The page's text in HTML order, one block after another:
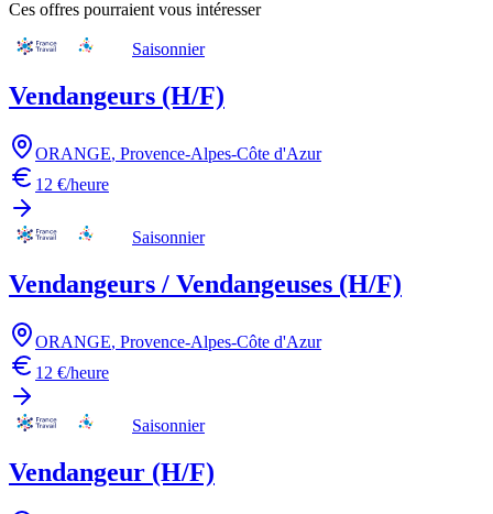
Ces offres pourraient vous intéresser
Saisonnier
Vendangeurs (H/F)
ORANGE, Provence-Alpes-Côte d'Azur
12 €/heure
Saisonnier
Vendangeurs / Vendangeuses (H/F)
ORANGE, Provence-Alpes-Côte d'Azur
12 €/heure
Saisonnier
Vendangeur (H/F)